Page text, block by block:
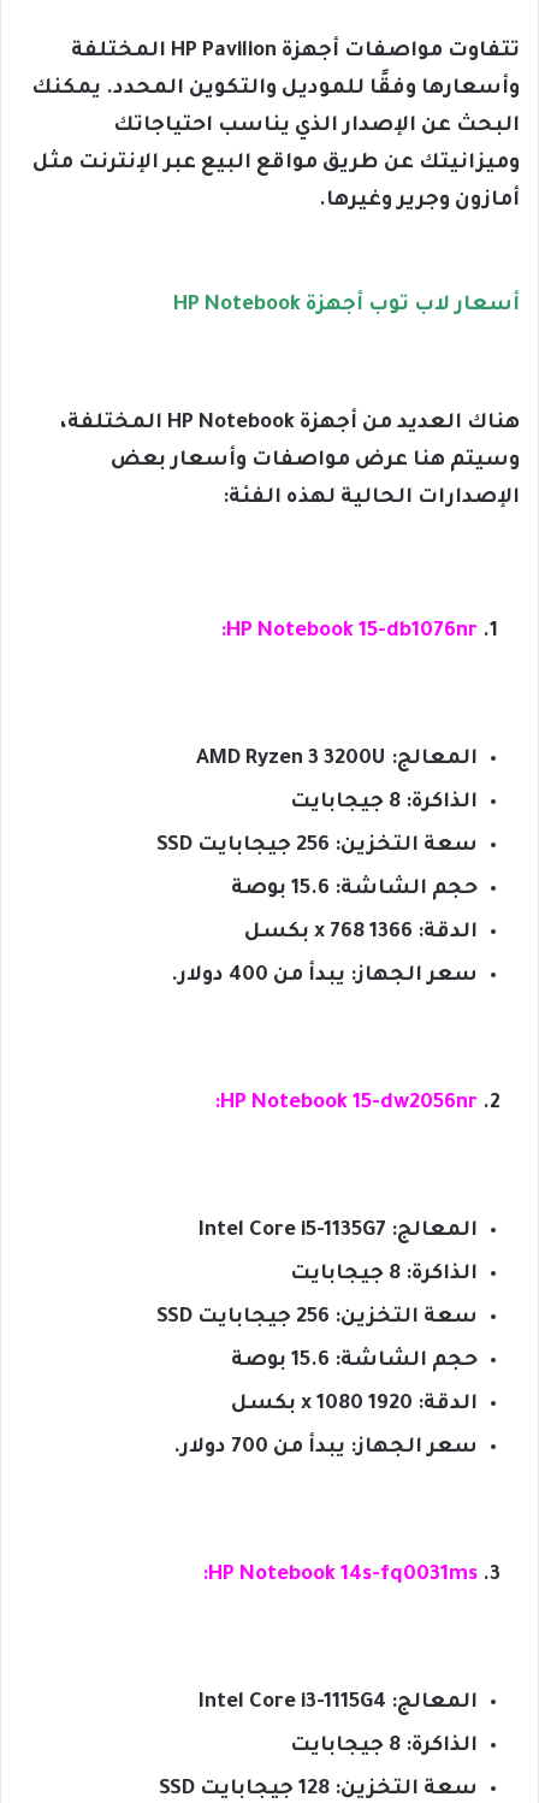
تتفاوت مواصفات أجهزة HP Pavilion المختلفة
وأسعارها وفقًا للموديل والتكوين المحدد. يمكنك
البحث عن الإصدار الذي يناسب احتياجاتك
وميزانيتك عن طريق مواقع البيع عبر الإنترنت مثل
أمازون وجرير وغيرها.
أسعار لاب توب أجهزة HP Notebook
هناك العديد من أجهزة HP Notebook المختلفة،
وسيتم هنا عرض مواصفات وأسعار بعض
الإصدارات الحالية لهذه الفئة:
HP Notebook 15-db1076nr:
المعالج: AMD Ryzen 3 3200U
الذاكرة: 8 جيجابايت
سعة التخزين: 256 جيجابايت SSD
حجم الشاشة: 15.6 بوصة
الدقة: 1366 x 768 بكسل
سعر الجهاز: يبدأ من 400 دولار.
HP Notebook 15-dw2056nr:
المعالج: Intel Core i5-1135G7
الذاكرة: 8 جيجابايت
سعة التخزين: 256 جيجابايت SSD
حجم الشاشة: 15.6 بوصة
الدقة: 1920 x 1080 بكسل
سعر الجهاز: يبدأ من 700 دولار.
HP Notebook 14s-fq0031ms:
المعالج: Intel Core i3-1115G4
الذاكرة: 8 جيجابايت
سعة التخزين: 128 جيجابايت SSD